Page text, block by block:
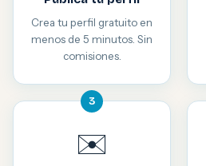
Crea tu perfil gratuito en
menos de 5 minutos. Sin
comisiones.
3
✉️